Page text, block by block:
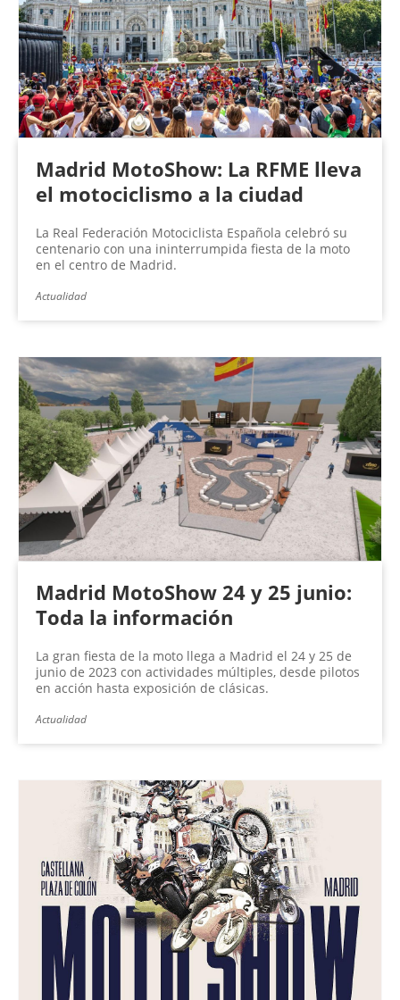
Madrid MotoShow: La RFME lleva
el motociclismo a la ciudad
La Real Federación Motociclista Española celebró su
centenario con una ininterrumpida fiesta de la moto
en el centro de Madrid.
Actualidad
Madrid MotoShow 24 y 25 junio:
Toda la información
La gran fiesta de la moto llega a Madrid el 24 y 25 de
junio de 2023 con actividades múltiples, desde pilotos
en acción hasta exposición de clásicas.
Actualidad